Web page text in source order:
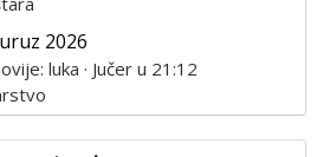
2026
luka
Jučer u 21:12